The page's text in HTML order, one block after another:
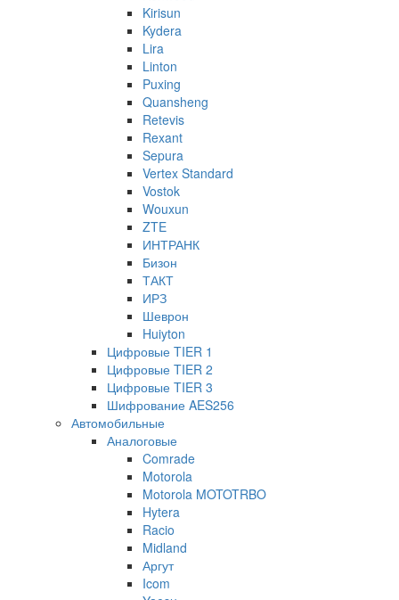
Kirisun
Kydera
Lira
Linton
Puxing
Quansheng
Retevis
Rexant
Sepura
Vertex Standard
Vostok
Wouxun
ZTE
ИНТРАНК
Бизон
ТАКТ
ИРЗ
Шеврон
Huiyton
Цифровые TIER 1
Цифровые TIER 2
Цифровые TIER 3
Шифрование AES256
Автомобильные
Аналоговые
Comrade
Motorola
Motorola MOTOTRBO
Hytera
Racio
Midland
Аргут
Icom